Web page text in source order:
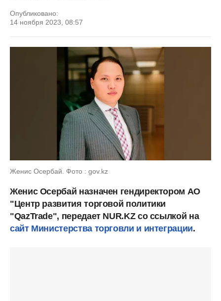
Опубликовано:
14 ноября 2023, 08:57
Женис Осербай. Фото : gov.kz
Женис Осербай назначен гендиректором АО
"Центр развития торговой политики
"QazTrade", передает NUR.KZ со ссылкой на
сайт Министерства торговли и интеграции.